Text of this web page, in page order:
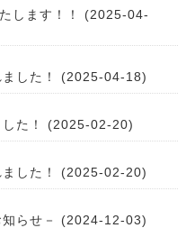
します！！ (2025-04-
ました！ (2025-04-18)
した！ (2025-02-20)
ました！ (2025-02-20)
らせ－ (2024-12-03)